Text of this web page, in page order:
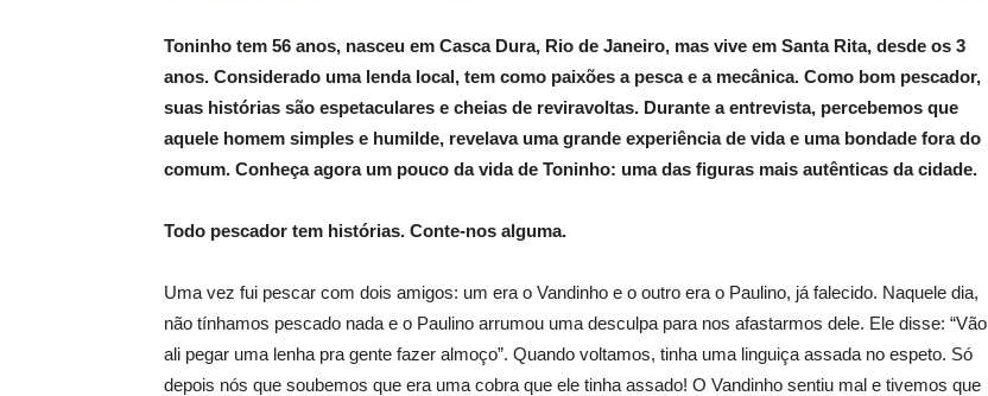
Toninho tem 56 anos, nasceu em Casca Dura, Rio de Janeiro, mas vive em Santa Rita, desde os 3
anos. Considerado uma lenda local, tem como paixões a pesca e a mecânica. Como bom pescador,
suas histórias são espetaculares e cheias de reviravoltas. Durante a entrevista, percebemos que
aquele homem simples e humilde, revelava uma grande experiência de vida e uma bondade fora do
comum. Conheça agora um pouco da vida de Toninho: uma das figuras mais autênticas da cidade.
Todo pescador tem histórias. Conte-nos alguma.
Uma vez fui pescar com dois amigos: um era o Vandinho e o outro era o Paulino, já falecido. Naquele dia,
não tínhamos pescado nada e o Paulino arrumou uma desculpa para nos afastarmos dele. Ele disse: “Vão
ali pegar uma lenha pra gente fazer almoço”. Quando voltamos, tinha uma linguiça assada no espeto. Só
depois nós que soubemos que era uma cobra que ele tinha assado! O Vandinho sentiu mal e tivemos que